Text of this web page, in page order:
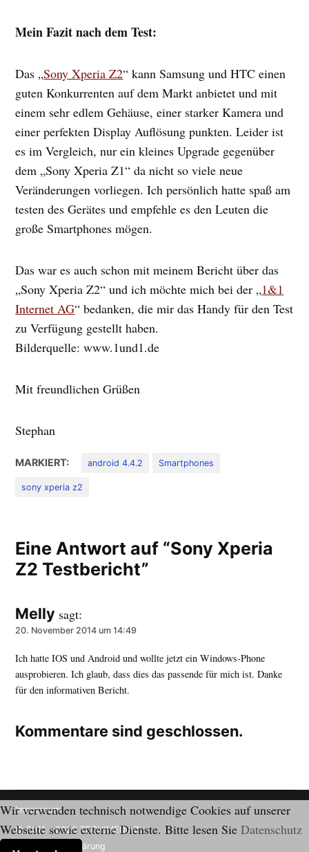
Mein Fazit nach dem Test:
Das „Sony Xperia Z2“ kann Samsung und HTC einen
guten Konkurrenten auf dem Markt anbietet und mit
einem sehr edlem Gehäuse, einer starker Kamera und
einer perfekten Display Auflösung punkten. Leider ist
es im Vergleich, nur ein kleines Upgrade gegenüber
dem „Sony Xperia Z1“ da nicht so viele neue
Veränderungen vorliegen. Ich persönlich hatte spaß am
testen des Gerätes und empfehle es den Leuten die
große Smartphones mögen.
Das war es auch schon mit meinem Bericht über das
„Sony Xperia Z2“ und ich möchte mich bei der „1&1
Internet AG“ bedanken, die mir das Handy für den Test
zu Verfügung gestellt haben.
Bilderquelle: www.1und1.de
Mit freundlichen Grüßen
Stephan
MARKIERT: android 4.4.2 Smartphones
sony xperia z2
Eine Antwort auf “Sony Xperia
Z2 Testbericht”
Melly sagt:
20. November 2014 um 14:49
Ich hatte IOS und Android und wollte jetzt ein Windows-Phone
ausprobieren. Ich glaub, dass dies das passende für mich ist. Danke
für den informativen Bericht.
Kommentare sind geschlossen.
Impressum
© 2011 - 2026 TECH!MEDIAZ.
Datenschutzerklärung
Wir verwenden technisch notwendige Cookies auf unserer
Webseite sowie externe Dienste. Bitte lesen Sie Datenschutz